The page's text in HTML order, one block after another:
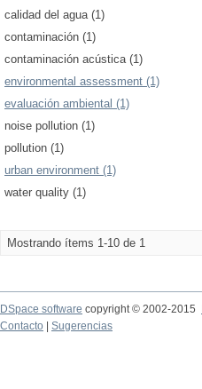
calidad del agua (1)
contaminación (1)
contaminación acústica (1)
environmental assessment (1)
evaluación ambiental (1)
noise pollution (1)
pollution (1)
urban environment (1)
water quality (1)
Mostrando ítems 1-10 de 1
DSpace software copyright © 2002-2015
Contacto
Sugerencias